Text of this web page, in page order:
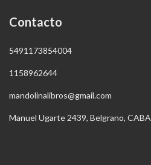
Contacto
5491173854004
1158962644
mandolinalibros@gmail.com
Manuel Ugarte 2439, Belgrano, CABA